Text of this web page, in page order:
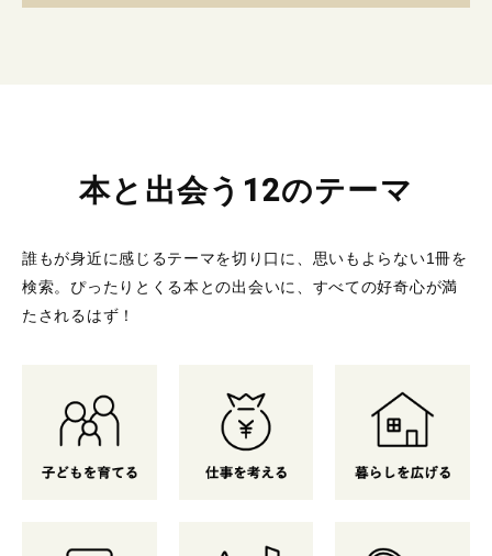
本と出会う12のテーマ
誰もが身近に感じるテーマを切り口に、思いもよらない1冊を
検索。 ぴったりとくる本との出会いに、すべての好奇心が満
たされるはず！